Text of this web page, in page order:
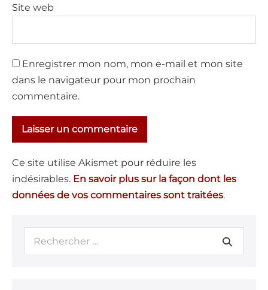
Site web
Enregistrer mon nom, mon e-mail et mon site
dans le navigateur pour mon prochain
commentaire.
Ce site utilise Akismet pour réduire les
indésirables. En savoir plus sur la façon dont les
données de vos commentaires sont traitées.